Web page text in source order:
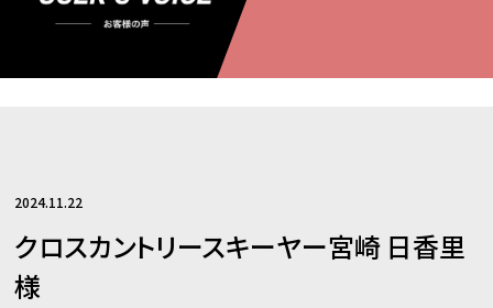
2024.11.22
クロスカントリースキーヤー宮崎 日香里
様